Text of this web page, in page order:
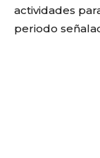
actividades
periodo